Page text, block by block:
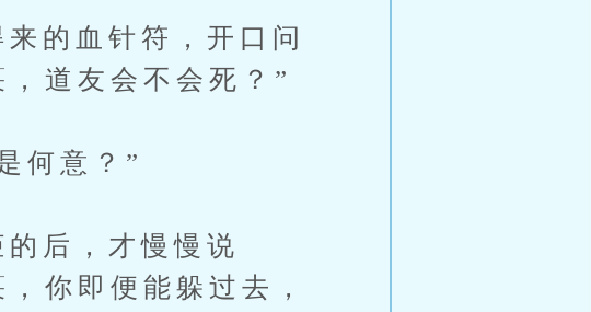
的血针符，开口问
道友会不会死？”
何意？”
后，才慢慢说
你即便能躲过去，